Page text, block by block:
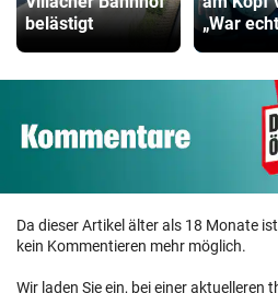
belästigt
„War
Da dieser Artikel älter als 18 Monate
kein Kommentieren mehr möglich.
Wir laden Sie ein, bei einer aktuelleren